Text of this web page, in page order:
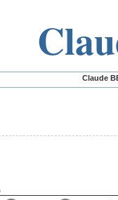
Claude BER JUIN 2026: